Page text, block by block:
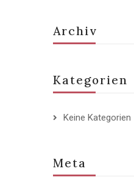
Archiv
Kategorien
Keine Kategorien
Meta